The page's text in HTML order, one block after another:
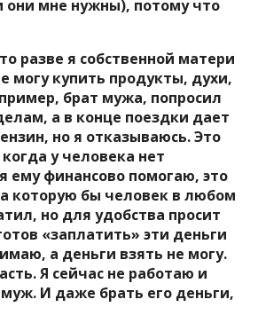
они мне нужны), потому что
разве я собственной матери
могу купить продукты, духи,
брат мужа, попросил
а в конце поездки дает
но я отказываюсь. Это
у человека нет
ему финансово помогаю, это
которую бы человек в любом
но для удобства просит
«заплатить» эти деньги
а деньги взять не могу.
Я сейчас не работаю и
И даже брать его деньги,